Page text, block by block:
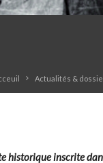
Actualités &
historique inscrite